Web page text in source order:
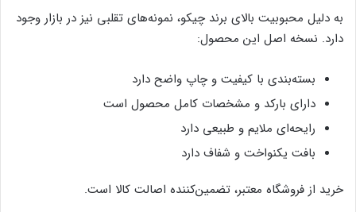
به دلیل محبوبیت بالای برند چیکو، نمونه‌های تقلبی نیز در بازار وجود
دارد. نسخه اصل این محصول:
بسته‌بندی با کیفیت و چاپ واضح دارد
دارای بارکد و مشخصات کامل محصول است
رایحه‌ای ملایم و طبیعی دارد
بافت یکنواخت و شفاف دارد
خرید از فروشگاه معتبر، تضمین‌کننده اصالت کالا است.